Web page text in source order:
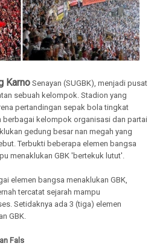
Karno Senayan (SUGBK), menjadi pusat
sebuah kelompok. Stadion yang
pertandingan sepak bola tingkat
berbagai kelompok organisasi dan partai
gedung besar nan megah yang
Terbukti beberapa elemen bangsa
menaklukan GBK 'bertekuk lutut'.
elemen bangsa menaklukan GBK,
tercatat sejarah mampu
Setidaknya ada 3 (tiga) elemen
GBK.
Fals